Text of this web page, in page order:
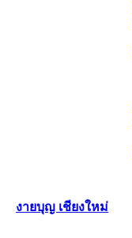
งายบุญ เชียงใหม่